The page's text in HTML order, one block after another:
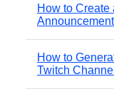
How to Create
How to
Twitch